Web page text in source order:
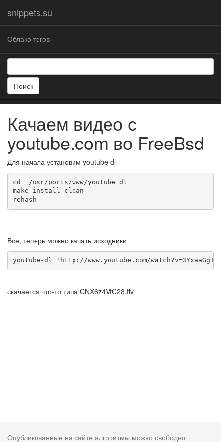
snippets.su
Облако тегов
Поиск
Качаем видео с
youtube.com во FreeBsd
Для начала установим youtube-dl
cd  /usr/ports/www/youtube_dl
make install clean
rehash
Все, теперь можно качать исходники
youtube-dl 'http://www.youtube.com/
скачается что-то типа CNX6z4VtC28.flv
Опубликованные на сайте алгоритмы можно свободно